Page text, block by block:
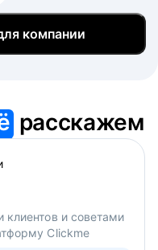
компании
расскажем
и советами
Clickme